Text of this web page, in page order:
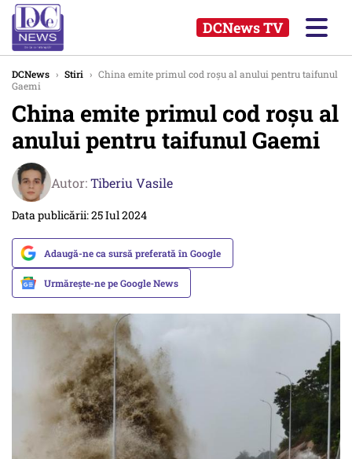
DCNews TV
DCNews › Stiri › China emite primul cod roșu al anului pentru taifunul
Gaemi
China emite primul cod roșu al
anului pentru taifunul Gaemi
Autor:Tiberiu Vasile
Data publicării: 25 Iul 2024
Adaugă-ne ca sursă preferată în Google
Urmărește-ne pe Google News